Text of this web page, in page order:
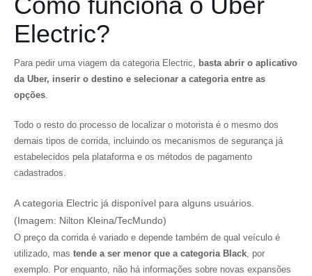
Electric?
Para pedir uma viagem da categoria Electric, basta abrir o aplicativo
da Uber, inserir o destino e selecionar a categoria entre as
opções.
Todo o resto do processo de localizar o motorista é o mesmo dos
demais tipos de corrida, incluindo os mecanismos de segurança já
estabelecidos pela plataforma e os métodos de pagamento
cadastrados.
A categoria Electric já disponível para alguns usuários.
(Imagem: Nilton Kleina/TecMundo)
O preço da corrida é variado e depende também de qual veículo é
utilizado, mas tende a ser menor que a categoria Black, por
exemplo. Por enquanto, não há informações sobre novas expansões